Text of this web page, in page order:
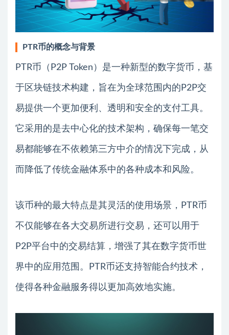
PTR币的概念与背景
PTR币（P2P Token）是一种新型的数字货币，基
于区块链技术构建，旨在为全球范围内的P2P交
易提供一个更加便利、透明和安全的支付工具。
它采用的是去中心化的技术架构，确保每一笔交
易都能够在不依赖第三方中介的情况下完成，从
而降低了传统金融体系中的各种成本和风险。
该币种的最大特点是其灵活的使用场景，PTR币
不仅能够在各大交易所进行交易，还可以用于
P2P平台中的交易结算，增强了其在数字货币世
界中的应用范围。PTR币还支持智能合约技术，
使得各种金融服务得以更加高效地实施。